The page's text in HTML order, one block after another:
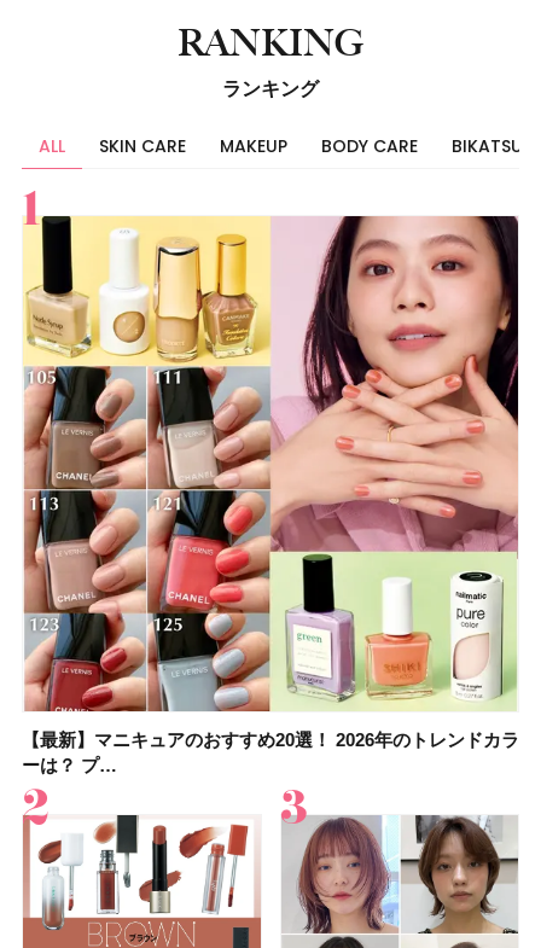
RANKING
ランキング
ALL SKIN CARE MAKEUP BODY CARE BIKATSU
すべて
【最新】マニキュアのおすすめ20選！ 2026年のトレンドカラ
ーは？ プ…
スキンケア
大野真理子さんのリピ買い「ブライトニング」14選！ 透明肌
の秘訣を公開
メイク
【最新】マニキュアのおすすめ20選！ 2026年のトレンドカラ
ーは？ プ…
ボディケア
【2026夏】「香水・フレグランス」ランキングTOP5！＜美
容マニア・マ…
美活
【板野友美さんの美活】「実はうねりやすいクセ毛なんで
す」美しいロングヘア…
ヘア
【2026年夏】40代におすすめの髪型30選！ 若く見える・手
入れが楽な…
ライフスタイル
【フォロー＆いいねで当たる】中国割烹旅館 掬水亭の宿泊券
を1組2名様にプ…
ビューティーズ
【セザンヌ】「ブライトカラーシーラー」新色グリーンが8/7
に発売｜既存色…